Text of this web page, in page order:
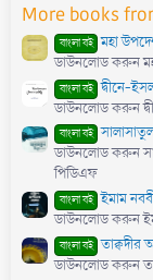
(
s
)
More books
বাংলা বই মহা
ডাউনলোড করুন
বাংলা বই দ্বীনে-
ডাউনলোড করুন
বাংলা বই
ডাউনলোড করুন
পিডিএফ
বাংলা বই ইমাম
ডাউনলোড করুন
বাংলা বই তাক্বদীর
ডাউনলোড করুন